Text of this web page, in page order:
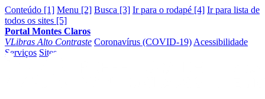
Conteúdo [1] Menu [2] Busca [3] Ir para o rodapé [4] Ir para lista de
todos os sites [5]
Portal Montes Claros
VLibras Alto Contraste Coronavírus (COVID-19) Acessibilidade
Serviços Sites